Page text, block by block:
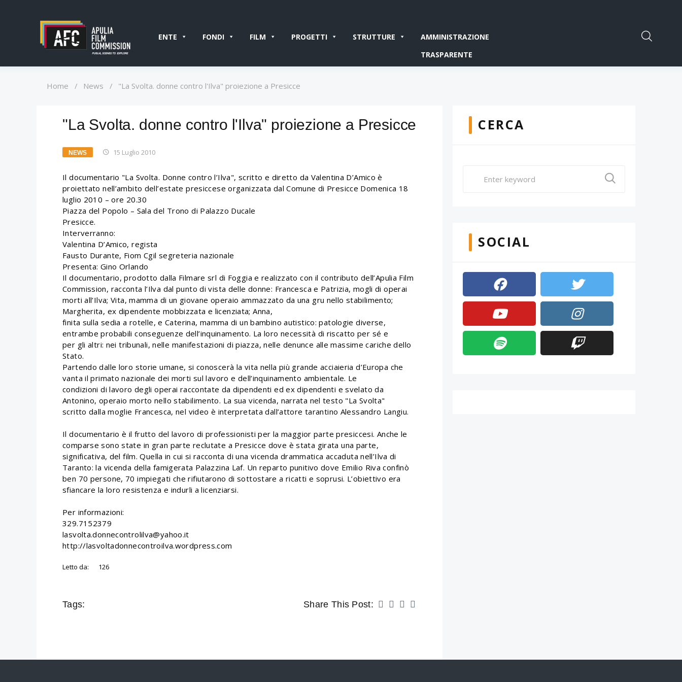
ENTE FONDI FILM PROGETTI STRUTTURE
AMMINISTRAZIONE
TRASPARENTE
Home / News / "La Svolta. donne contro l'Ilva" proiezione a Presicce
"La Svolta. donne contro l'Ilva" proiezione a Presicce
NEWS 15 Luglio 2010
Il documentario "La Svolta. Donne contro l’Ilva", scritto e diretto da Valentina D’Amico è
proiettato nell’ambito dell’estate presiccese organizzata dal Comune di Presicce Domenica 18
luglio 2010 – ore 20.30
Piazza del Popolo – Sala del Trono di Palazzo Ducale
Presicce.
Interverranno:
Valentina D’Amico, regista
Fausto Durante, Fiom Cgil segreteria nazionale
Presenta: Gino Orlando
Il documentario, prodotto dalla Filmare srl di Foggia e realizzato con il contributo dell’Apulia Film
Commission, racconta l’Ilva dal punto di vista delle donne: Francesca e Patrizia, mogli di operai
morti all’Ilva; Vita, mamma di un giovane operaio ammazzato da una gru nello stabilimento;
Margherita, ex dipendente mobbizzata e licenziata; Anna,
finita sulla sedia a rotelle, e Caterina, mamma di un bambino autistico: patologie diverse,
entrambe probabili conseguenze dell’inquinamento. La loro necessità di riscatto per sé e
per gli altri: nei tribunali, nelle manifestazioni di piazza, nelle denunce alle massime cariche dello
Stato.
Partendo dalle loro storie umane, si conoscerà la vita nella più grande acciaieria d’Europa che
vanta il primato nazionale dei morti sul lavoro e dell’inquinamento ambientale. Le
condizioni di lavoro degli operai raccontate da dipendenti ed ex dipendenti e svelato da
Antonino, operaio morto nello stabilimento. La sua vicenda, narrata nel testo "La Svolta"
scritto dalla moglie Francesca, nel video è interpretata dall’attore tarantino Alessandro Langiu.
Il documentario è il frutto del lavoro di professionisti per la maggior parte presiccesi. Anche le
comparse sono state in gran parte reclutate a Presicce dove è stata girata una parte,
significativa, del film. Quella in cui si racconta di una vicenda drammatica accaduta nell’Ilva di
Taranto: la vicenda della famigerata Palazzina Laf. Un reparto punitivo dove Emilio Riva confinò
ben 70 persone, 70 impiegati che rifiutarono di sottostare a ricatti e soprusi. L’obiettivo era
sfiancare la loro resistenza e indurli a licenziarsi.
Per informazioni:
329.7152379
lasvolta.donnecontrolilva@yahoo.it
http://lasvoltadonnecontroilva.wordpress.com
Letto da: 126
Tags: Share This Post:
CERCA
SOCIAL